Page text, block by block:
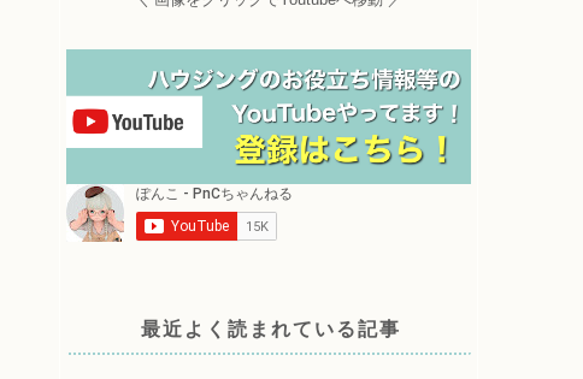
最近よく読まれている記事